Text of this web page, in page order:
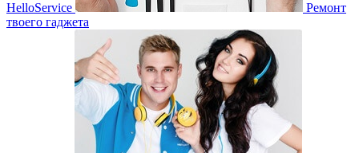
HelloService
Ремонт
твоего гаджета